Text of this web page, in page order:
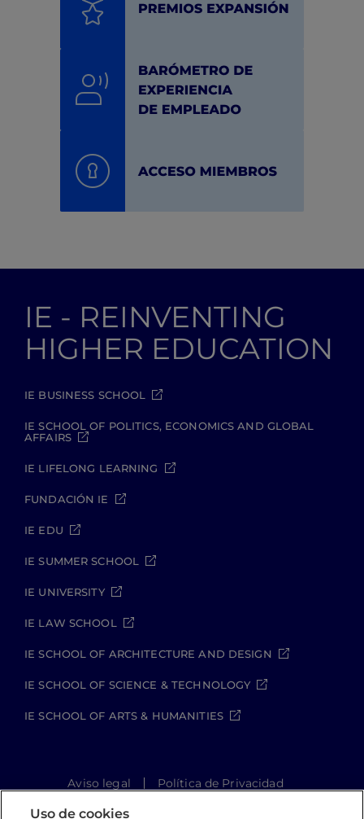
IE - REINVENTING
HIGHER EDUCATION
IE BUSINESS SCHOOL
IE SCHOOL OF POLITICS, ECONOMICS AND GLOBAL
AFFAIRS
IE LIFELONG LEARNING
FUNDACIÓN IE
IE EDU
IE SUMMER SCHOOL
IE UNIVERSITY
IE LAW SCHOOL
IE SCHOOL OF ARCHITECTURE AND DESIGN
IE SCHOOL OF SCIENCE & TECHNOLOGY
IE SCHOOL OF ARTS & HUMANITIES
Aviso legal
Política de Privacidad
Uso de cookies